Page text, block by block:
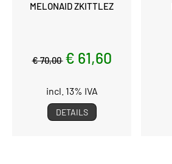
MELONAID ZKITTLEZ
€ 70,00 € 61,60
incl. 13% IVA
DETAILS